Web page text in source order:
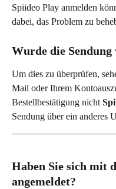
Spiideo Play anmelden
dabei, das Problem zu
Wurde die
Um dies zu überprüfen,
Mail oder Ihrem
Bestellbestätigung nicht
Sendung über ein anderes
Haben Sie sich mit
angemeldet?